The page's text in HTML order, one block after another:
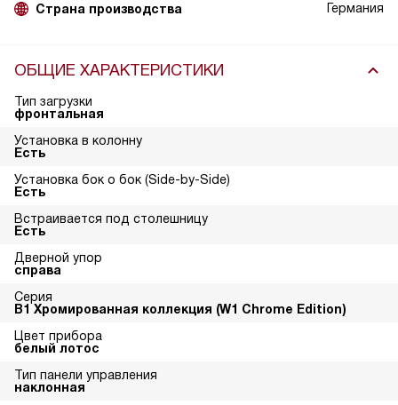
Страна производства Германия
ОБЩИЕ ХАРАКТЕРИСТИКИ
Тип загрузки
фронтальная
Установка в колонну
Есть
Установка бок о бок (Side-by-Side)
Есть
Встраивается под столешницу
Есть
Дверной упор
справа
Серия
В1 Хромированная коллекция (W1 Chrome Edition)
Цвет прибора
белый лотос
Тип панели управления
наклонная